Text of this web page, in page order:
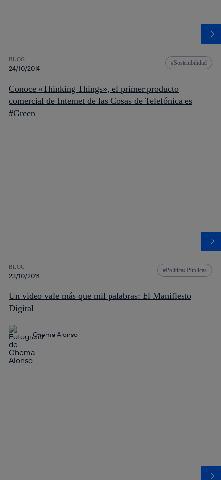
BLOG
24/10/2014
Sostenibilidad
Conoce «Thinking Things», el primer producto
comercial de Internet de las Cosas de Telefónica es
#Green
BLOG
23/10/2014
Políticas Públicas
Un video vale más que mil palabras: El Manifiesto
Digital
Chema Alonso